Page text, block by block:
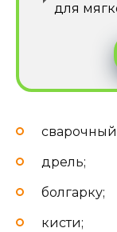
для
сварочный
дрель;
болгарку;
кисти;